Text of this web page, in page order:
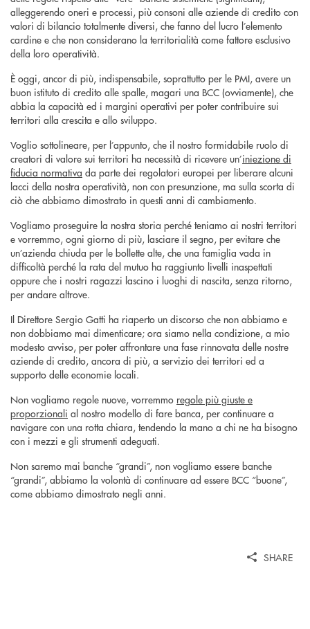
alleggerendo oneri e processi, più consoni alle aziende di credito con
valori di bilancio totalmente diversi, che fanno del lucro l’elemento
cardine e che non considerano la territorialità come fattore esclusivo
della loro operatività.
È oggi, ancor di più, indispensabile, soprattutto per le PMI, avere un
buon istituto di credito alle spalle, magari una BCC (ovviamente), che
abbia la capacità ed i margini operativi per poter contribuire sui
territori alla crescita e allo sviluppo.
Voglio sottolineare, per l’appunto, che il nostro formidabile ruolo di
creatori di valore sui territori ha necessità di ricevere un’iniezione di
fiducia normativa da parte dei regolatori europei per liberare alcuni
lacci della nostra operatività, non con presunzione, ma sulla scorta di
ciò che abbiamo dimostrato in questi anni di cambiamento.
Vogliamo proseguire la nostra storia perché teniamo ai nostri territori
e vorremmo, ogni giorno di più, lasciare il segno, per evitare che
un’azienda chiuda per le bollette alte, che una famiglia vada in
difficoltà perché la rata del mutuo ha raggiunto livelli inaspettati
oppure che i nostri ragazzi lascino i luoghi di nascita, senza ritorno,
per andare altrove.
Il Direttore Sergio Gatti ha riaperto un discorso che non abbiamo e
non dobbiamo mai dimenticare; ora siamo nella condizione, a mio
modesto avviso, per poter affrontare una fase rinnovata delle nostre
aziende di credito, ancora di più, a servizio dei territori ed a
supporto delle economie locali.
Non vogliamo regole nuove, vorremmo regole più giuste e
proporzionali al nostro modello di fare banca, per continuare a
navigare con una rotta chiara, tendendo la mano a chi ne ha bisogno
con i mezzi e gli strumenti adeguati.
Non saremo mai banche “grandi”, non vogliamo essere banche
“grandi”, abbiamo la volontà di continuare ad essere BCC “buone”,
come abbiamo dimostrato negli anni.
SHARE